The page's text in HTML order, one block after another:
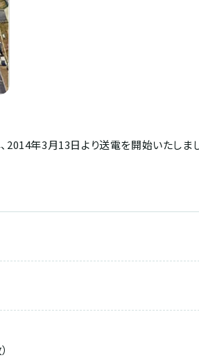
2014年3月13日より送電を開始いたしま